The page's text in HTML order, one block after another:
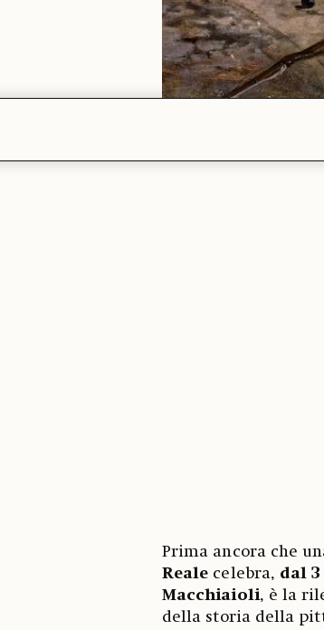
Prima ancora che
Reale celebra, dal
Macchiaioli, è la
della storia della